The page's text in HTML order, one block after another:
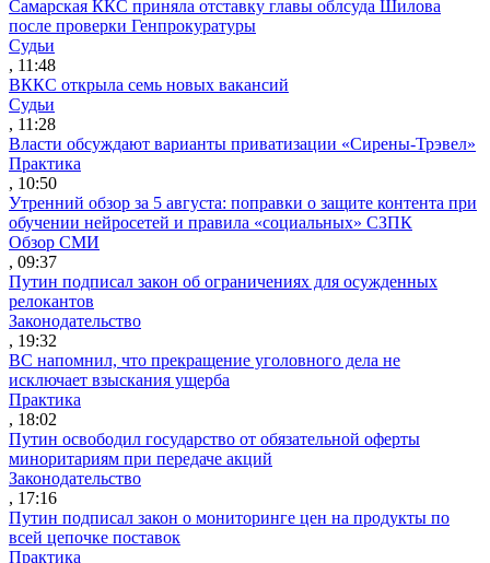
Самарская ККС приняла отставку главы облсуда Шилова
после проверки Генпрокуратуры
Судьи
, 11:48
ВККС открыла семь новых вакансий
Судьи
, 11:28
Власти обсуждают варианты приватизации «Сирены-Трэвел»
Практика
, 10:50
Утренний обзор за 5 августа: поправки о защите контента при
обучении нейросетей и правила «социальных» СЗПК
Обзор СМИ
, 09:37
Путин подписал закон об ограничениях для осужденных
релокантов
Законодательство
, 19:32
ВС напомнил, что прекращение уголовного дела не
исключает взыскания ущерба
Практика
, 18:02
Путин освободил государство от обязательной оферты
миноритариям при передаче акций
Законодательство
, 17:16
Путин подписал закон о мониторинге цен на продукты по
всей цепочке поставок
Практика